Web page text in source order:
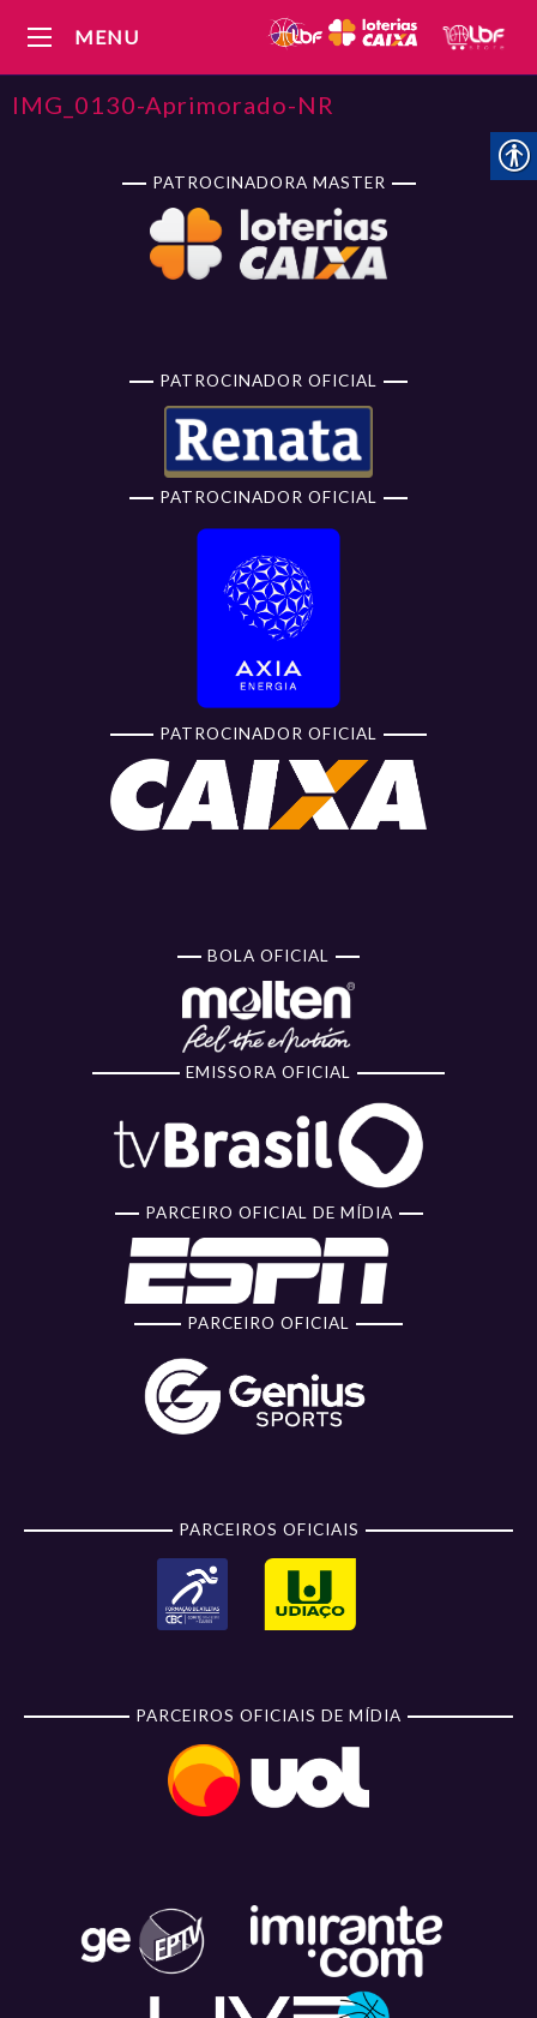
MENU
IMG_0130-Aprimorado-NR
PATROCINADORA MASTER
PATROCINADOR OFICIAL
PATROCINADOR OFICIAL
PATROCINADOR OFICIAL
BOLA OFICIAL
EMISSORA OFICIAL
PARCEIRO OFICIAL DE MÍDIA
PARCEIRO OFICIAL
PARCEIROS OFICIAIS
PARCEIROS OFICIAIS DE MÍDIA